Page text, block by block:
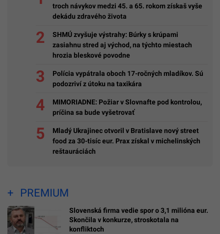
troch návykov medzi 45. a 65. rokom získaš vyše
dekádu zdravého života
SHMÚ zvyšuje výstrahy: Búrky s krúpami
zasiahnu stred aj východ, na týchto miestach
hrozia bleskové povodne
Polícia vypátrala oboch 17-ročných mladíkov. Sú
podozriví z útoku na taxikára
MIMORIADNE: Požiar v Slovnafte pod kontrolou,
príčina sa bude vyšetrovať
Mladý Ukrajinec otvoril v Bratislave nový street
food za 30-tisíc eur. Prax získal v michelinských
reštauráciách
PREMIUM
Slovenská firma vedie spor o 3,1 milióna eur.
Skončila v konkurze, stroskotala na
konfliktoch